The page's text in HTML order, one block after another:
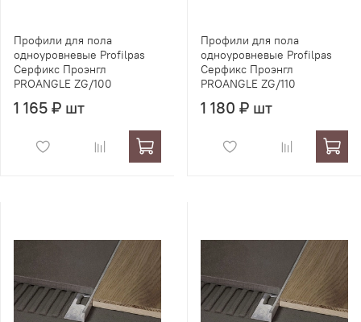
Профили для пола
одноуровневые Profilpas
Серфикс Проэнгл
PROANGLE ZG/100
1 165 ₽ шт
Профили для пола
одноуровневые Profilpas
Серфикс Проэнгл
PROANGLE ZG/110
1 180 ₽ шт